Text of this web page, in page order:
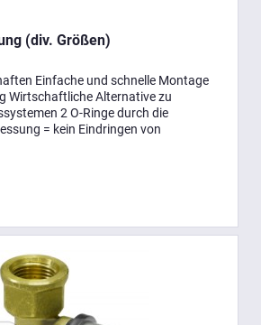
(div. Größen)
Einfache und schnelle Montage
Wirtschaftliche Alternative zu
2 O-Ringe durch die
= kein Eindringen von